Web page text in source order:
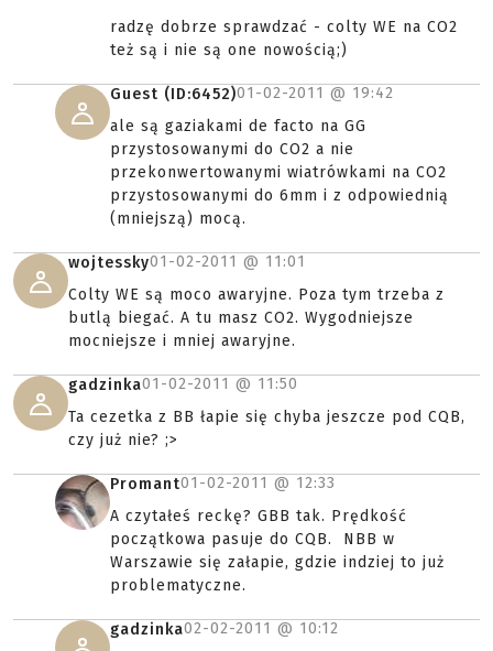
radzę dobrze sprawdzać - colty WE na CO2
też są i nie są one nowością;)
Guest (ID:6452)01-02-2011 @ 19:42
ale są gaziakami de facto na GG
przystosowanymi do CO2 a nie
przekonwertowanymi wiatrówkami na CO2
przystosowanymi do 6mm i z odpowiednią
(mniejszą) mocą.
wojtessky01-02-2011 @ 11:01
Colty WE są moco awaryjne. Poza tym trzeba z
butlą biegać. A tu masz CO2. Wygodniejsze
mocniejsze i mniej awaryjne.
gadzinka01-02-2011 @ 11:50
Ta cezetka z BB łapie się chyba jeszcze pod CQB,
czy już nie? ;>
Promant01-02-2011 @ 12:33
A czytałeś reckę? GBB tak. Prędkość
początkowa pasuje do CQB. NBB w
Warszawie się załapie, gdzie indziej to już
problematyczne.
gadzinka02-02-2011 @ 10:12